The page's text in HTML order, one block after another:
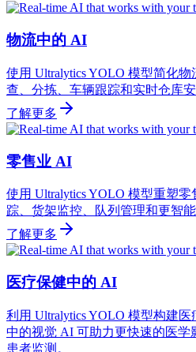
物流中的 AI
使用 Ultralytics YOLO 模型简化
查、分拣、车辆跟踪和实时仓库安
了解更多
零售业 AI
使用 Ultralytics YOLO 模型重塑
踪、货架监控、队列管理和更智能
了解更多
医疗保健中的 AI
利用 Ultralytics YOLO 模型构建
中的视觉 AI 可助力更快速的医学
患者监测。